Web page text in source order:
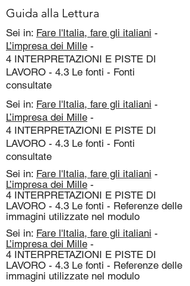
Guida alla Lettura
Sei in: Fare l'Italia, fare gli italiani -
L’impresa dei Mille -
4 INTERPRETAZIONI E PISTE DI
LAVORO - 4.3 Le fonti - Fonti
consultate
Sei in: Fare l'Italia, fare gli italiani -
L’impresa dei Mille -
4 INTERPRETAZIONI E PISTE DI
LAVORO - 4.3 Le fonti - Fonti
consultate
Sei in: Fare l'Italia, fare gli italiani -
L’impresa dei Mille -
4 INTERPRETAZIONI E PISTE DI
LAVORO - 4.3 Le fonti - Referenze delle
immagini utilizzate nel modulo
Sei in: Fare l'Italia, fare gli italiani -
L’impresa dei Mille -
4 INTERPRETAZIONI E PISTE DI
LAVORO - 4.3 Le fonti - Referenze delle
immagini utilizzate nel modulo